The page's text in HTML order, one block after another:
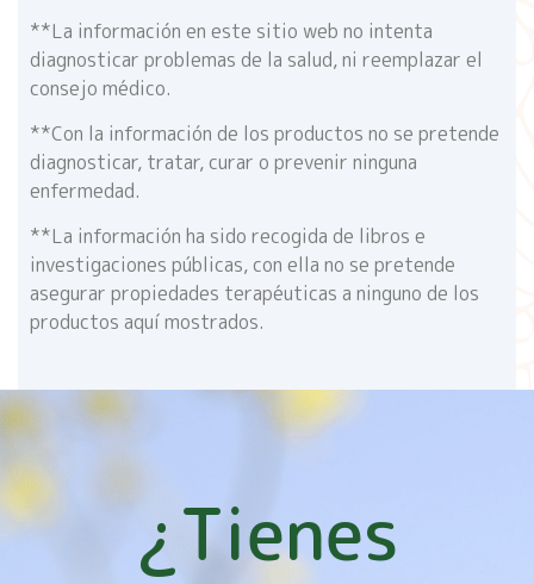
**La información en este sitio web no intenta
diagnosticar problemas de la salud, ni reemplazar el
consejo médico.
**Con la información de los productos no se pretende
diagnosticar, tratar, curar o prevenir ninguna
enfermedad.
**La información ha sido recogida de libros e
investigaciones públicas, con ella no se pretende
asegurar propiedades terapéuticas a ninguno de los
productos aquí mostrados.
¿Tienes